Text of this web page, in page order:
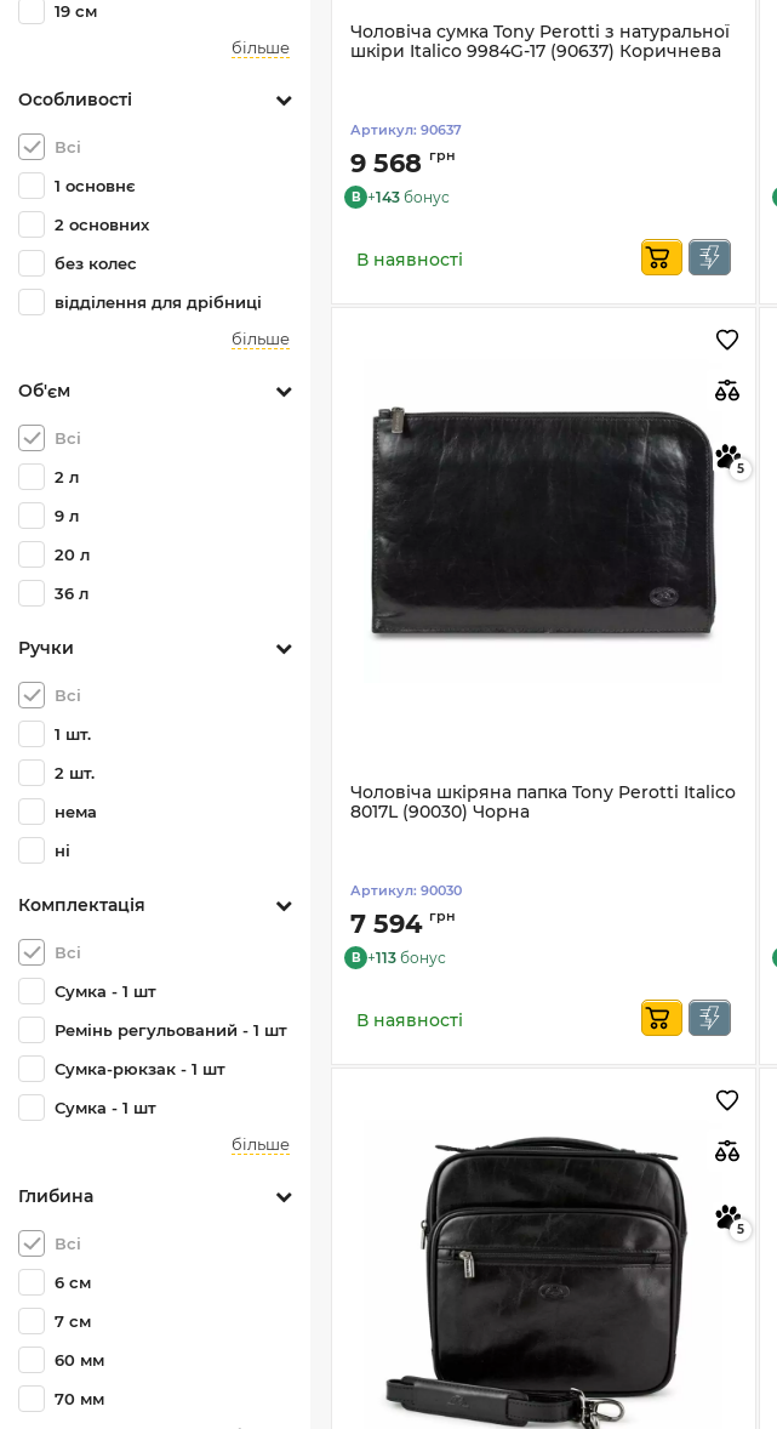
19 см
більше
Особливості
Всі
1 основнє
2 основних
без колес
відділення для дрібниці
більше
Об'єм
Всі
2 л
9 л
20 л
36 л
Ручки
Всі
1 шт.
2 шт.
нема
ні
Комплектація
Всі
Сумка - 1 шт
Ремінь регульований - 1 шт
Сумка-рюкзак - 1 шт
Сумка - 1 шт
більше
Глибина
Всі
6 см
7 см
60 мм
70 мм
Чоловіча сумка Tony Perotti з натуральної
шкіри Italico 9984G-17 (90637) Коричнева
Артикул: 90637
9 568 грн
B +143 бонус
В наявності
5
Чоловіча шкіряна папка Tony Perotti Italico
8017L (90030) Чорна
Артикул: 90030
7 594 грн
B +113 бонус
В наявності
5